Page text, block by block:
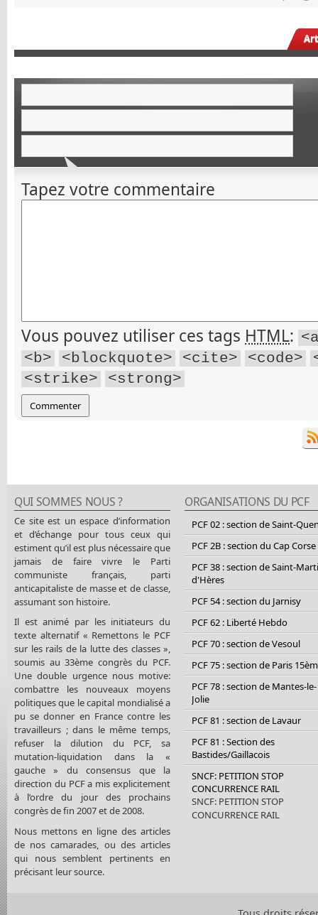
Tapez votre commentaire
Vous pouvez utiliser ces tags HTML:
<b>
<blockquote> <cite> <code>
<strike>
<strong>
QUI SOMMES NOUS ?
Ce site est un espace d’information
et d’échange pour tous ceux qui
estiment qu’il est plus nécessaire que
jamais de faire vivre le Parti
communiste français, parti
anticapitaliste de masse et de classe,
assumant son histoire.
Il est animé par les initiateurs du
texte alternatif « Remettons le PCF
sur les rails de la lutte des classes »,
soumis au 33ème congrès du PCF.
Une double urgence nous motive:
combattre les nouveaux moyens
politiques que le capital mondialisé a
pu se donner en France contre les
travailleurs ; dans le même temps,
refuser la dilution du PCF, sa
mutation-liquidation dans la «
gauche » du consensus que la
direction du PCF a mis explicitement
à l’ordre du jour des prochains
congrès de fin 2007 et de 2008.
Nous mettons en ligne des articles
de nos camarades, ou des articles
qui nous semblent pertinents en
précisant leur source.
ORGANISATIONS DU PCF
PCF 02 : section de Saint-
PCF 2B : section du Cap Corse
PCF 38 : section de Saint-
d'Hères
PCF 54 : section du Jarnisy
PCF 62 : Liberté Hebdo
PCF 70 : section de Vesoul
PCF 75 : section de Paris
PCF 78 : section de Mantes-le-
Jolie
PCF 81 : section de Lavaur
PCF 81 : Section des
Bastides/Gaillacois
SNCF: PETITION STOP
CONCURRENCE RAIL
SNCF: PETITION STOP
CONCURRENCE RAIL